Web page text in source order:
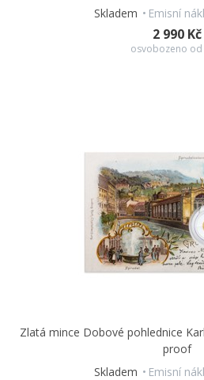
Skladem
Emisní
2 990 Kč
osvobozeno od
Zlatá mince Dobové pohlednice
proof
Skladem
Emisní